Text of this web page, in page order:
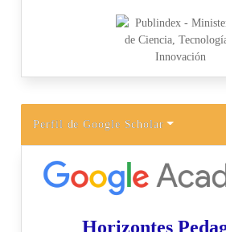
Perfil de Google Scholar